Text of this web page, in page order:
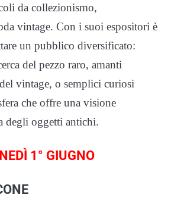
da collezionismo,
vintage. Con i suoi espositori è
un pubblico diversificato:
del pezzo raro, amanti
vintage, o semplici curiosi
che offre una visione
degli oggetti antichi.
1° GIUGNO